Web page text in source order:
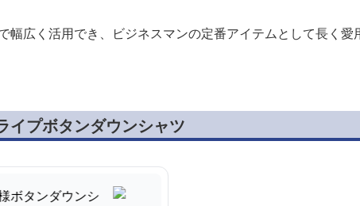
幅広く活用でき、ビジネスマンの定番アイテムとして長く
イプボタンダウンシャツ